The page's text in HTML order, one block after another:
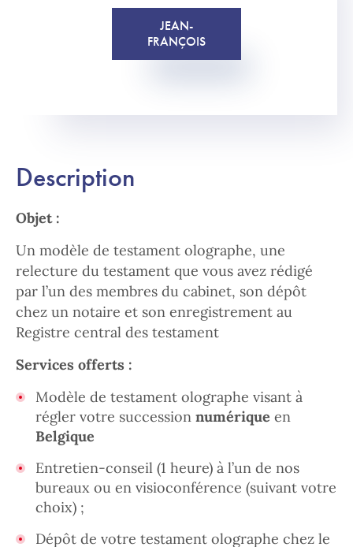
JEAN-
FRANÇOIS
Description
Objet :
Un modèle de testament olographe, une
relecture du testament que vous avez rédigé
par l’un des membres du cabinet, son dépôt
chez un notaire et son enregistrement au
Registre central des testament
Services offerts :
Modèle de testament olographe visant à
régler votre succession numérique en
Belgique
Entretien-conseil (1 heure) à l’un de nos
bureaux ou en visioconférence (suivant votre
choix) ;
Dépôt de votre testament olographe chez le